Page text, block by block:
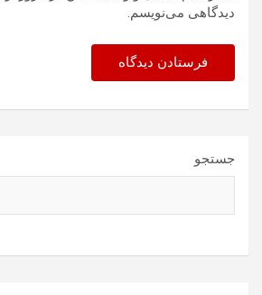
دیدگاهی می‌نویسم.
جستجو